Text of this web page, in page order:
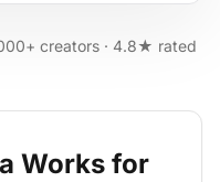
creators · 4.8★ rated
Works for